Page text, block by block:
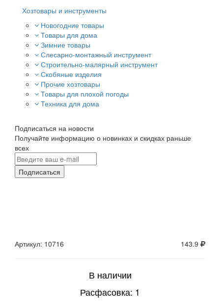
Хозтовары и инструменты
Новогодние товары
Товары для дома
Зимние товары
Слесарно-монтажный инструмент
Строительно-малярный инструмент
Скобяные изделия
Прочие хозтовары
Товары для плохой погоды
Техника для дома
Подписаться на новости
Получайте информацию о новинках и скидках раньше
всех
Подписаться
Артикул: 10716 143.9
В наличии
Расфасовка: 1